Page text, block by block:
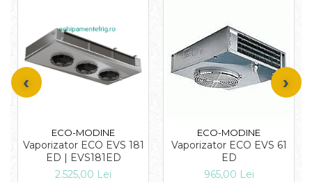
ECO-MODINE
Vaporizator ECO EVS 181
ED | EVS181ED
2.525,00 Lei
ECO-MODINE
Vaporizator ECO EVS 61
ED
965,00 Lei